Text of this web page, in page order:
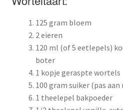
125 gram bloem
2 eieren
120 ml (of 5 eetlepels)
boter
1 kopje geraspte wortels
100 gram suiker (pas aan
1 theelepel bakpoeder